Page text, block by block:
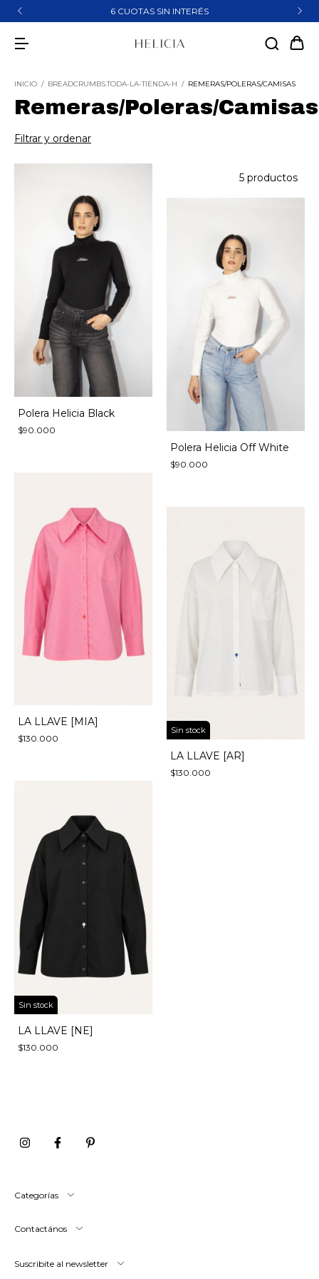
6 CUOTAS SIN INTERÉS
INICIO / BREADCRUMBS.TODA-LA-TIENDA-H / REMERAS/POLERAS/CAMISAS
Remeras/Poleras/Camisas
Filtrar y ordenar
5 productos
Polera Helicia Black
$90.000
Polera Helicia Off White
$90.000
LA LLAVE [MIA]
$130.000
Sin stock
LA LLAVE [AR]
$130.000
Sin stock
LA LLAVE [NE]
$130.000
Categorías
Contactános
Suscribite al newsletter